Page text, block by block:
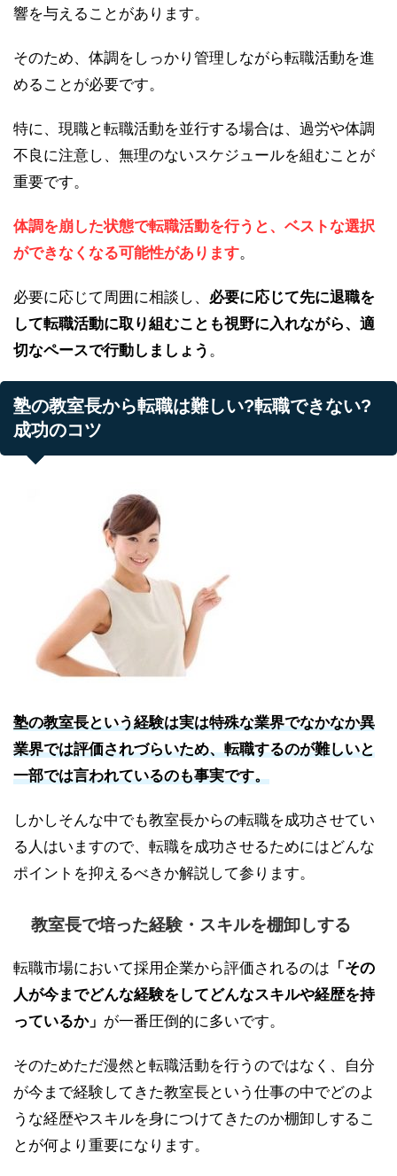
響を与えることがあります。
そのため、体調をしっかり管理しながら転職活動を進
めることが必要です。
特に、現職と転職活動を並行する場合は、過労や体調
不良に注意し、無理のないスケジュールを組むことが
重要です。
体調を崩した状態で転職活動を行うと、ベストな選択
ができなくなる可能性があります。
必要に応じて周囲に相談し、 必要に応じて先に退職を
して転職活動に取り組むことも視野に入れながら、適
切なペースで行動しましょう 。
塾の教室長から転職は難しい?転職できない?
成功のコツ
塾の教室長という経験は実は特殊な業界でなかなか異
業界では評価されづらいため、転職するのが難しいと
一部では言われているのも事実です。
しかしそんな中でも教室長からの転職を成功させてい
る人はいますので、転職を成功させるためにはどんな
ポイントを抑えるべきか解説して参ります。
教室長で培った経験・スキルを棚卸しする
転職市場において採用企業から評価されるのは 「その
人が今までどんな経験をしてどんなスキルや経歴を持
っているか」 が一番圧倒的に多いです。
そのためただ漫然と転職活動を行うのではなく、自分
が今まで経験してきた教室長という仕事の中でどのよ
うな経歴やスキルを身につけてきたのか棚卸しするこ
とが何より重要になります。